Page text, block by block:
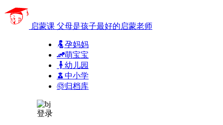
启蒙课 父母是孩子最好的启蒙老师
孕妈妈
萌宝宝
幼儿园
中小学
归档库
登录